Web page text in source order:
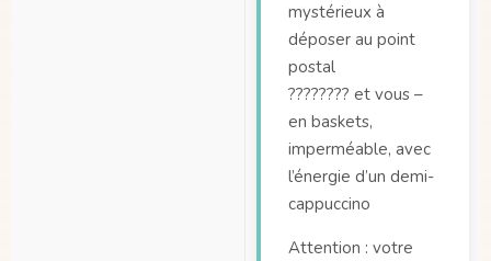
mystérieux à
déposer au point
postal
????‍???? et vous –
en baskets,
imperméable, avec
l’énergie d’un demi-
cappuccino
Attention : votre